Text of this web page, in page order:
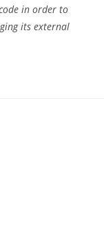
in order to
its external